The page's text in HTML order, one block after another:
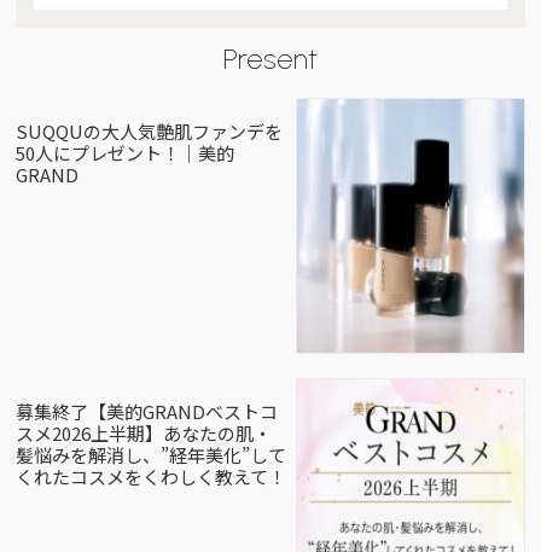
Present
SUQQUの大人気艶肌ファンデを
50人にプレゼント！｜美的
GRAND
募集終了【美的GRANDベストコ
スメ2026上半期】あなたの肌・
髪悩みを解消し、”経年美化”して
くれたコスメをくわしく教えて！